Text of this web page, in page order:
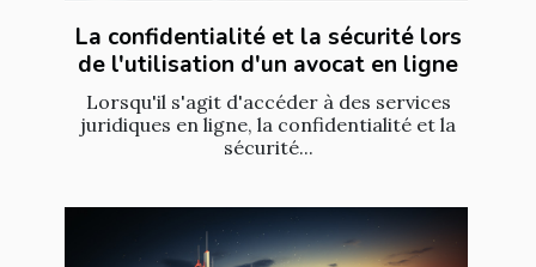
La confidentialité et la sécurité lors
de l'utilisation d'un avocat en ligne
Lorsqu'il s'agit d'accéder à des services
juridiques en ligne, la confidentialité et la
sécurité...